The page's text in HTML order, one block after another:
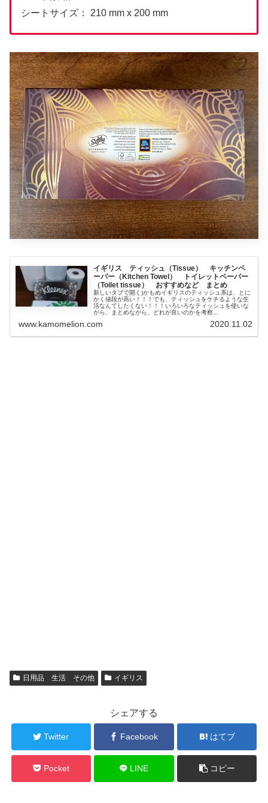
シートサイズ： 210 mm x 200 mm
イギリス ティッシュ（Tissue） キッチンペ
ーパー（Kitchen Towel） トイレットペーパー
（Toilet tissue） おすすめなど まとめ
新しいタブで開く)かもめイギリスのティッシュ系は、とに
かく値段が高い！！！でも、ティッシュをケチるような生
活なんてしたくない！！！いろいろなティッシュを使いな
がら、まとめながら、どれが良いのかを考察...
www.kamomelion.com 2020.11.02
日用品 生活 その他 イギリス
シェアする
Twitter Facebook はてブ
Pocket LINE コピー